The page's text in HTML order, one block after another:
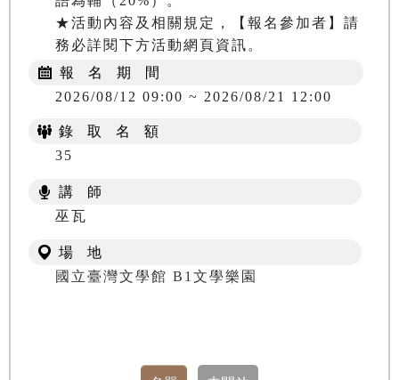
★活動內容及相關規定，【報名參加者】請
務必詳閱下方活動網頁資訊。
報 名 期 間
2026/08/12 09:00 ~ 2026/08/21 12:00
錄 取 名 額
35
講 師
巫瓦
場 地
國立臺灣文學館 B1文學樂園